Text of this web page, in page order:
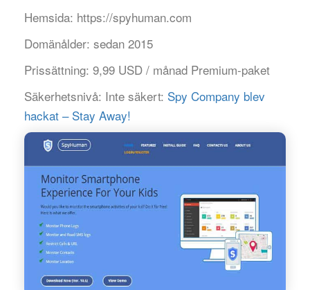
Hemsida: https://spyhuman.com
Domänålder: sedan 2015
Prissättning: 9,99 USD / månad Premium-paket
Säkerhetsnivå: Inte säkert: Spy Company blev
hackat – Stay Away!